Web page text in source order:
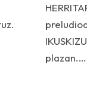
plazan.…